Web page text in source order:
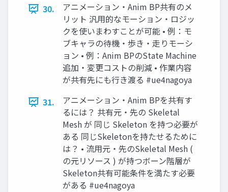
30.
アニメーション・Anim BP共有のメ
リット 汎用的なモーション・ロジッ
クを使いまわすことが可能 • 例：モ
ブキャラの待機・歩き・走りモーシ
ョン • 例：Anim BPのState Machine
追加・変更コストの削減 • 作業内容
が共有先にも行き渡る #ue4nagoya
31.
アニメーション・Anim BPを共有す
るには？ 共有元・先の Skeletal
Mesh が 同じ Skeleton を持つ必要が
ある 同じSkeletonを持たせるために
は？ • 流用元・先のSkeletal Mesh (
の元リソース ) が持つボーン階層が
Skeleton共有可能条件を満たす必要
がある #ue4nagoya